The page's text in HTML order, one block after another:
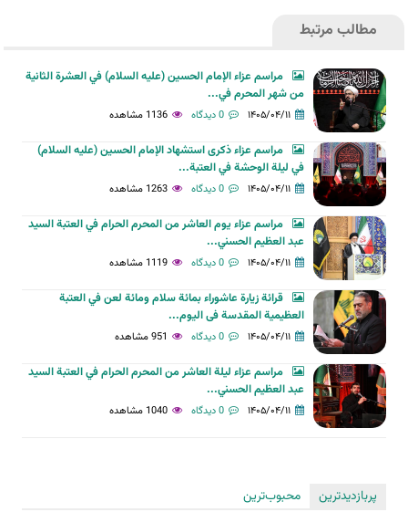
مطالب مرتبط
مراسم عزاء الإمام الحسين (عليه السلام) في العشرة الثانية
من شهر المحرم في...
۱۴۰۵/۰۴/۱۱ 0 دیدگاه 1136 مشاهده
مراسم عزاء ذكرى استشهاد الإمام الحسين (عليه السلام)
في ليلة الوحشة في العتبة...
۱۴۰۵/۰۴/۱۱ 0 دیدگاه 1263 مشاهده
مراسم عزاء يوم العاشر من المحرم الحرام في العتبة السيد
عبد العظيم الحسني...
۱۴۰۵/۰۴/۱۱ 0 دیدگاه 1119 مشاهده
قرائة زيارة عاشوراء بمائة سلام ومائة لعن في العتبة
العظیمیة المقدسة فی الیوم...
۱۴۰۵/۰۴/۱۱ 0 دیدگاه 951 مشاهده
مراسم عزاء ليلة العاشر من المحرم الحرام في العتبة السيد
عبد العظيم الحسني...
۱۴۰۵/۰۴/۱۱ 0 دیدگاه 1040 مشاهده
پربازدیدترین
محبوب‌ترین